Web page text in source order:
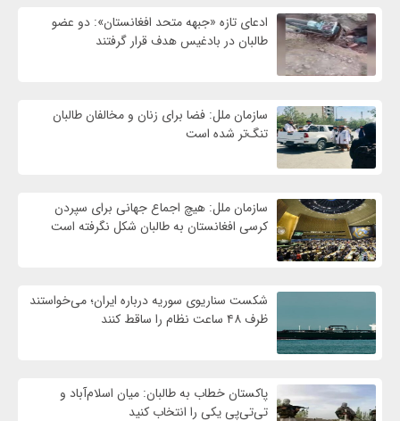
ادعای تازه «جبهه متحد افغانستان»: دو عضو
طالبان در بادغیس هدف قرار گرفتند
سازمان ملل: فضا برای زنان و مخالفان طالبان
تنگ‌تر شده است
سازمان ملل: هیچ اجماع جهانی برای سپردن
کرسی افغانستان به طالبان شکل نگرفته است
شکست سناریوی سوریه درباره ایران؛ می‌خواستند
ظرف ۴۸ ساعت نظام را ساقط کنند
پاکستان خطاب به طالبان: میان اسلام‌آباد و
تی‌تی‌پی یکی را انتخاب کنید